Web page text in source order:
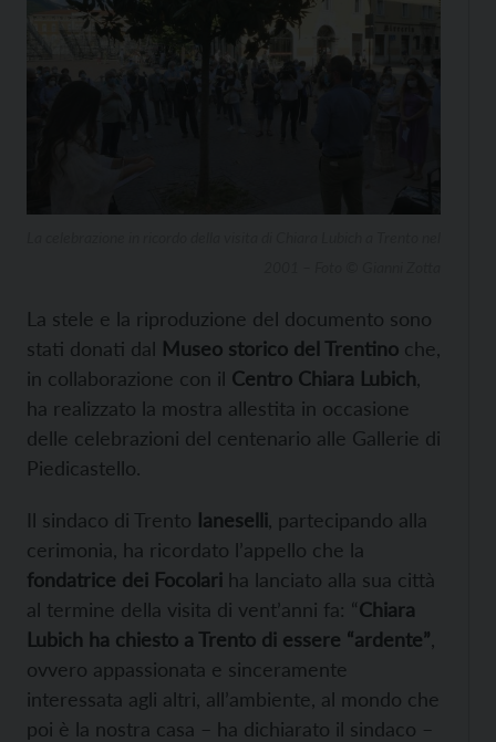
La stele e la riproduzione del documento sono
stati donati dal Museo storico del Trentino che,
in collaborazione con il Centro Chiara Lubich
ha realizzato la mostra allestita in occasione
delle celebrazioni del centenario alle Gallerie di
Piedicastello.
Il sindaco di Trento Ianeselli , partecipando alla
cerimonia, ha ricordato l’appello che la
fondatrice dei Focolari ha lanciato alla sua città
al termine della visita di vent’anni fa: “Chiara
Lubich ha chiesto a Trento di essere “ardente”
ovvero appassionata e sinceramente
interessata agli altri, all’ambiente, al mondo che
poi è la nostra casa – ha dichiarato il sindaco –